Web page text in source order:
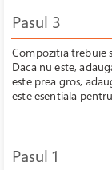
Pasul 3
Compozitia trebuie
Daca nu este,
este prea gros,
este esentiala
Pasul 1